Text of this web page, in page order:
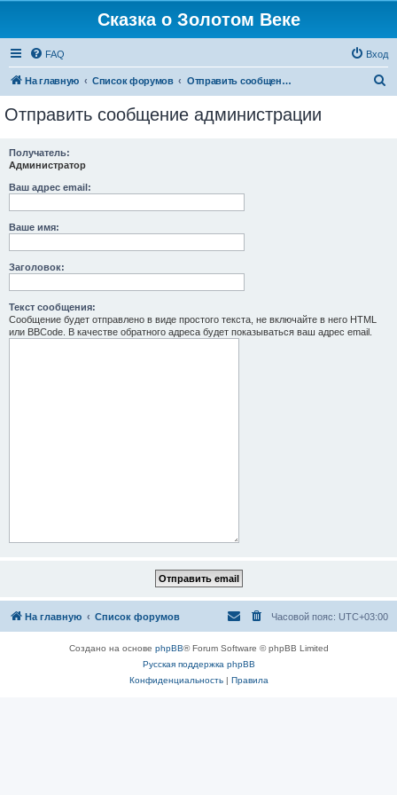
Сказка о Золотом Веке
FAQ Вход
На главную Список форумов Отправить сообщение администрации
Отправить сообщение администрации
Получатель:
Администратор
Ваш адрес email:
Ваше имя:
Заголовок:
Текст сообщения:
Сообщение будет отправлено в виде простого текста, не включайте в него HTML
или BBCode. В качестве обратного адреса будет показываться ваш адрес email.
На главную Список форумов Часовой пояс: UTC+03:00
Создано на основе phpBB® Forum Software © phpBB Limited
Русская поддержка phpBB
Конфиденциальность| Правила